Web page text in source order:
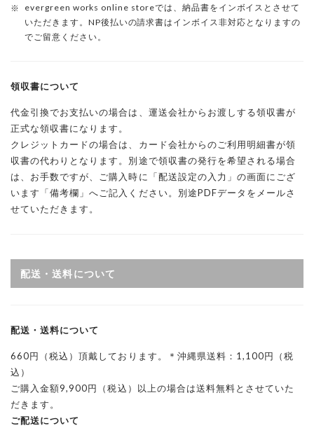
evergreen works online storeでは、納品書をインボイスとさせて
いただきます。NP後払いの請求書はインボイス非対応となりますの
でご留意ください。
領収書について
代金引換でお支払いの場合は、運送会社からお渡しする領収書が
正式な領収書になります。
クレジットカードの場合は、カード会社からのご利用明細書が領
収書の代わりとなります。別途で領収書の発行を希望される場合
は、お手数ですが、ご購入時に「配送設定の入力」の画面にござ
います「備考欄」へご記入ください。別途PDFデータをメールさ
せていただきます。
配送・送料について
配送・送料について
660円（税込）頂戴しております。＊沖縄県送料：1,100円（税
込）
ご購入金額9,900円（税込）以上の場合は送料無料とさせていた
だきます。
ご配送について